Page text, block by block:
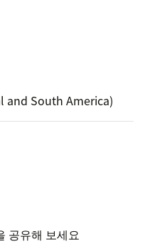
and South America)
공유해 보세요